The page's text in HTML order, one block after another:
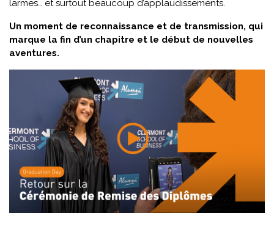
larmes… et surtout beaucoup d’applaudissements.
Un moment de reconnaissance et de transmission, qui
marque la fin d’un chapitre et le début de nouvelles
aventures.